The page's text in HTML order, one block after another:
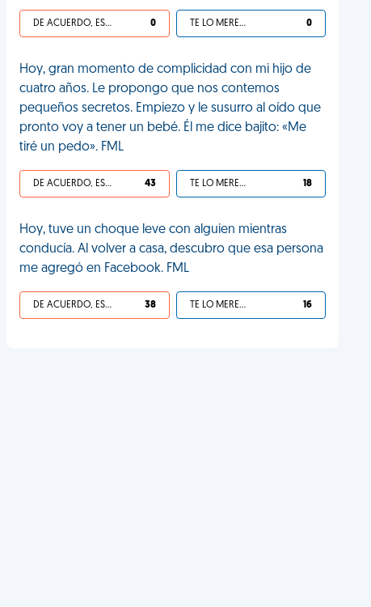
DE ACUERDO, ES UNA VIDA HP 0 TE LO MERECES 0
Hoy, gran momento de complicidad con mi hijo de
cuatro años. Le propongo que nos contemos
pequeños secretos. Empiezo y le susurro al oído que
pronto voy a tener un bebé. Él me dice bajito: «Me
tiré un pedo». FML
DE ACUERDO, ES UNA VIDA HP 43 TE LO MERECES 18
Hoy, tuve un choque leve con alguien mientras
conducía. Al volver a casa, descubro que esa persona
me agregó en Facebook. FML
DE ACUERDO, ES UNA VIDA HP 38 TE LO MERECES 16